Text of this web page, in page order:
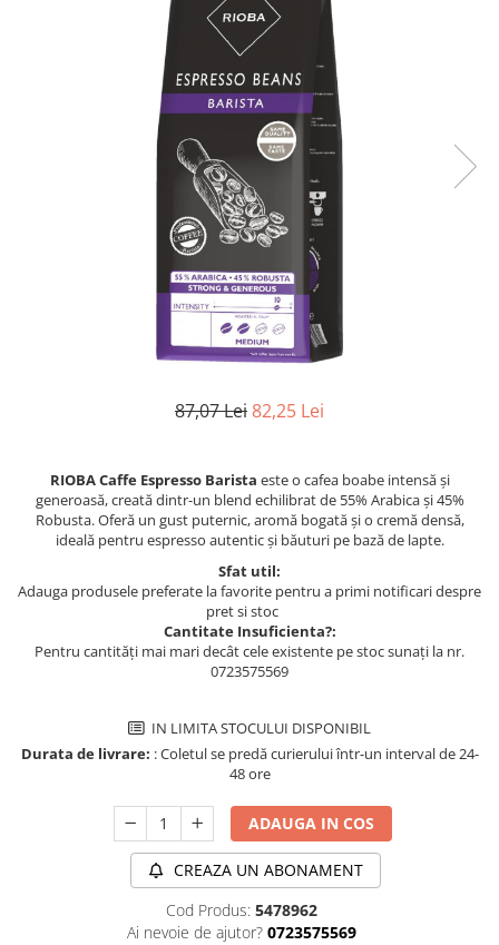
87,07 Lei82,25 Lei
RIOBA Caffe Espresso Barista este o cafea boabe intensă și
generoasă, creată dintr-un blend echilibrat de 55% Arabica și 45%
Robusta. Oferă un gust puternic, aromă bogată și o cremă densă,
ideală pentru espresso autentic și băuturi pe bază de lapte.
Sfat util:
Adauga produsele preferate la favorite pentru a primi notificari despre
pret si stoc
Cantitate Insuficienta?:
Pentru cantități mai mari decât cele existente pe stoc sunați la nr.
0723575569
IN LIMITA STOCULUI DISPONIBIL
Durata de livrare: : Coletul se predă curierului într-un interval de 24-
48 ore
ADAUGA IN COS
CREAZA UN ABONAMENT
Cod Produs: 5478962
Ai nevoie de ajutor? 0723575569